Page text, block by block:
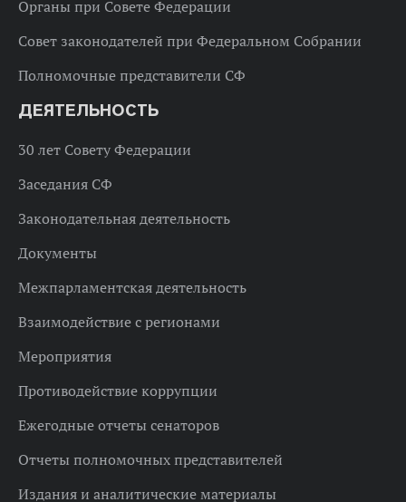
Органы при Совете Федерации
Совет законодателей при Федеральном Собрании
Полномочные представители СФ
ДЕЯТЕЛЬНОСТЬ
30 лет Совету Федерации
Заседания СФ
Законодательная деятельность
Документы
Межпарламентская деятельность
Взаимодействие с регионами
Мероприятия
Противодействие коррупции
Ежегодные отчеты сенаторов
Отчеты полномочных представителей
Издания и аналитические материалы